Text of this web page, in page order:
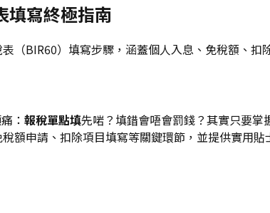
填寫終極指南
（BIR60）填寫步驟，涵蓋個人入息、免稅額、扣
： 報稅單點填先啱？填錯會唔會罰錢？其實只要
額申請、扣除項目填寫等關鍵環節，並提供實用貼